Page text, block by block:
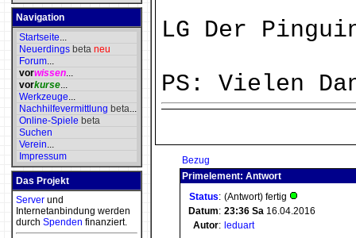
Navigation
Startseite...
Neuerdings beta neu
Forum...
vorwissen...
vorkurse...
Werkzeuge...
Nachhilfevermittlung beta...
Online-Spiele beta
Suchen
Verein...
Impressum
Das Projekt
Server und
Internetanbindung werden
durch Spenden finanziert.
LG Der
PS: Vielen
Bezug
Primelement: Antwort
Status: (Antwort) fertig
Datum: 23:36 Sa 16.04.2016
Autor: leduart